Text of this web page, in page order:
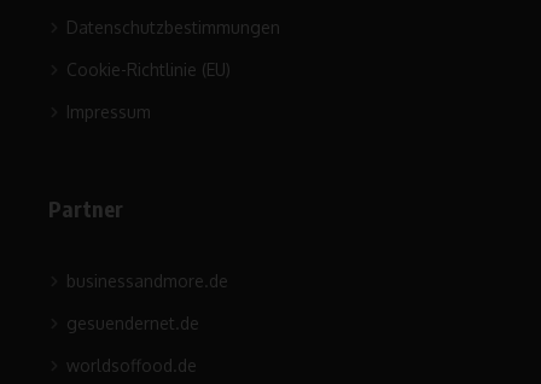
Datenschutzbestimmungen
Cookie-Richtlinie (EU)
Impressum
Partner
businessandmore.de
gesuendernet.de
worldsoffood.de